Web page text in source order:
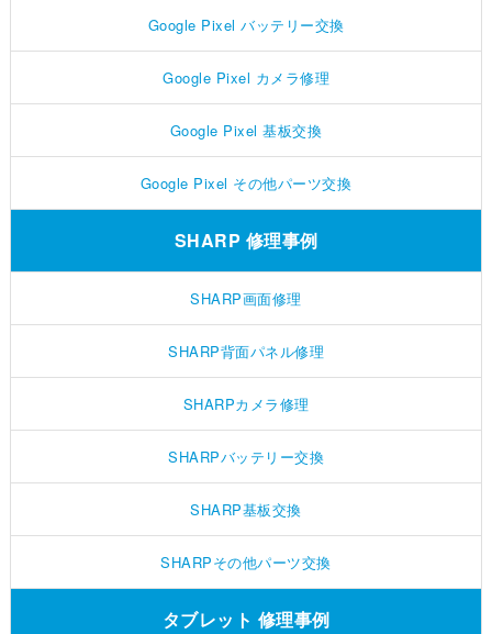
Google Pixel バッテリー交換
Google Pixel カメラ修理
Google Pixel 基板交換
Google Pixel その他パーツ交換
SHARP 修理事例
SHARP画面修理
SHARP背面パネル修理
SHARPカメラ修理
SHARPバッテリー交換
SHARP基板交換
SHARPその他パーツ交換
タブレット 修理事例